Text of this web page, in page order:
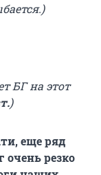
БГ на этот
)
еще ряд
очень резко